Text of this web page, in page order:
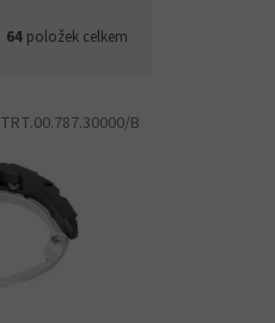
64 položek celkem
TRT.00.787.30000/B